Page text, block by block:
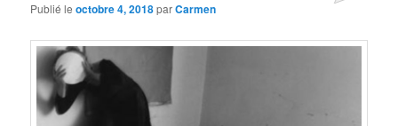
Publié leoctobre 4, 2018parCarmen